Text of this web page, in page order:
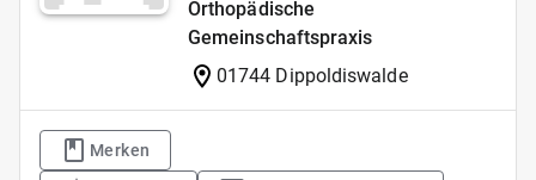
Orthopädische
Gemeinschaftspraxis
01744 Dippoldiswalde
Merken